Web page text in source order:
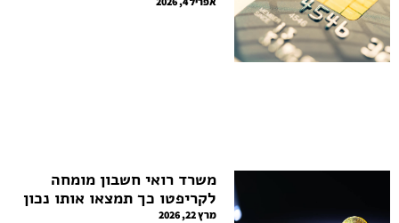
משרד רואי חשבון מומחה
לקריפטו כך תמצאו אותו נכון
מרץ 22, 2026